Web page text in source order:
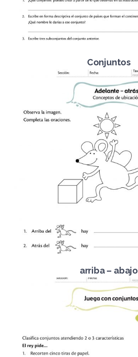
Conjuntos
arriba – abajo